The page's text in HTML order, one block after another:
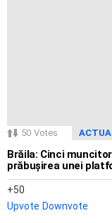
50 Votes
Brăila: Cinci
prăbușirea unei
50
Upvote Downvote